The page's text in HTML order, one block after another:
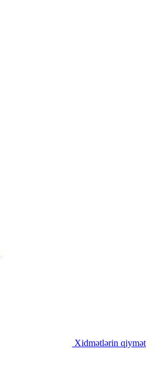
Xidmətlərin qiymət